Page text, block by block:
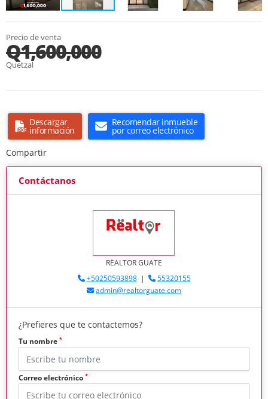
Precio de venta
Q1,600,000
Quetzal
Descargar
información
Recomendar inmueble
por correo electrónico
Compartir
Contáctanos
RËALTOR GUATE
+50250593898|
55320155
admin@realtorguate.com
¿Prefieres que te contactemos?
Tu nombre *
Correo electrónico *